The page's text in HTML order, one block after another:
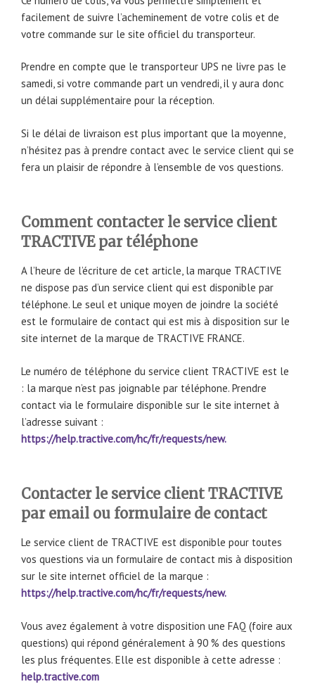
facilement de suivre l’acheminement de votre colis et de
votre commande sur le site officiel du transporteur.
Prendre en compte que le transporteur UPS ne livre pas le
samedi, si votre commande part un vendredi, il y aura donc
un délai supplémentaire pour la réception.
Si le délai de livraison est plus important que la moyenne,
n’hésitez pas à prendre contact avec le service client qui se
fera un plaisir de répondre à l’ensemble de vos questions.
Comment contacter le service client
TRACTIVE par téléphone
A l’heure de l’écriture de cet article, la marque TRACTIVE
ne dispose pas d’un service client qui est disponible par
téléphone. Le seul et unique moyen de joindre la société
est le formulaire de contact qui est mis à disposition sur le
site internet de la marque de TRACTIVE FRANCE.
Le numéro de téléphone du service client TRACTIVE est le
: la marque n’est pas joignable par téléphone. Prendre
contact via le formulaire disponible sur le site internet à
l’adresse suivant :
https://help.tractive.com/hc/fr/requests/new.
Contacter le service client TRACTIVE
par email ou formulaire de contact
Le service client de TRACTIVE est disponible pour toutes
vos questions via un formulaire de contact mis à disposition
sur le site internet officiel de la marque :
https://help.tractive.com/hc/fr/requests/new.
Vous avez également à votre disposition une FAQ (foire aux
questions) qui répond généralement à 90 % des questions
les plus fréquentes. Elle est disponible à cette adresse :
help.tractive.com